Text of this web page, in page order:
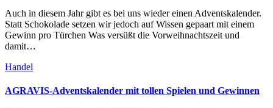
Auch in diesem Jahr gibt es bei uns wieder einen Adventskalender.
Statt Schokolade setzen wir jedoch auf Wissen gepaart mit einem
Gewinn pro Türchen Was versüßt die Vorweihnachtszeit und
damit…
Handel
AGRAVIS-Adventskalender mit tollen Spielen und Gewinnen